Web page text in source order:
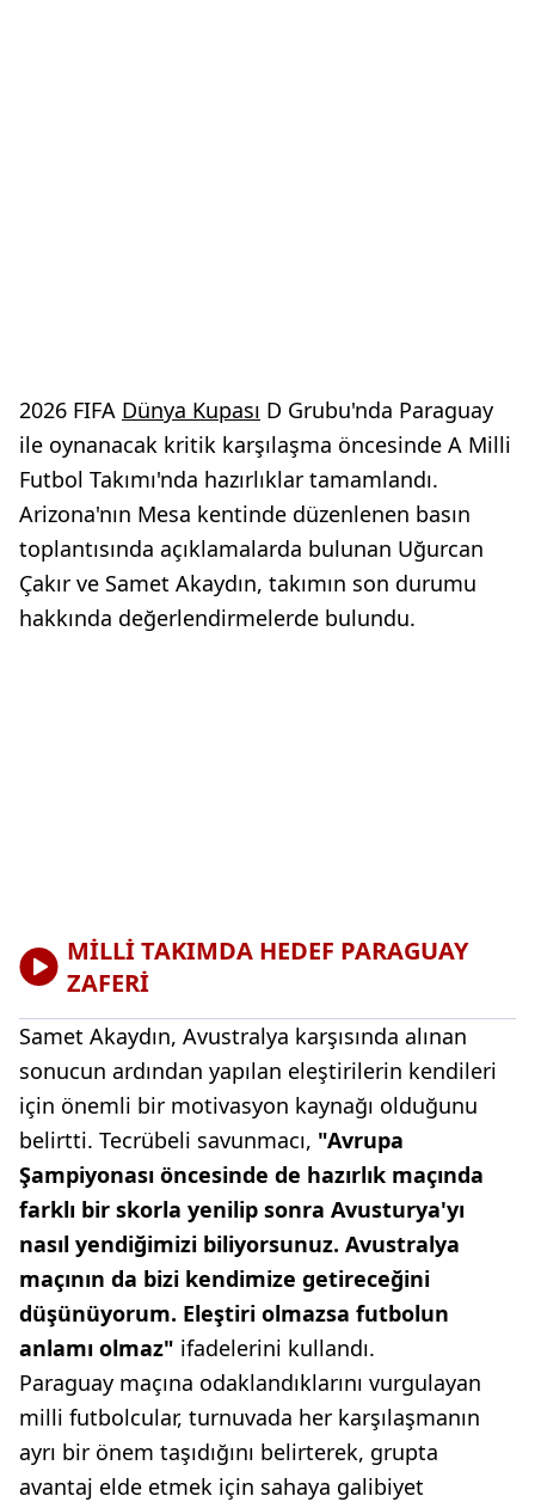
2026 FIFA Dünya Kupası D Grubu'nda Paraguay
ile oynanacak kritik karşılaşma öncesinde A Milli
Futbol Takımı'nda hazırlıklar tamamlandı.
Arizona'nın Mesa kentinde düzenlenen basın
toplantısında açıklamalarda bulunan Uğurcan
Çakır ve Samet Akaydın, takımın son durumu
hakkında değerlendirmelerde bulundu.
MİLLİ TAKIMDA HEDEF PARAGUAY
ZAFERİ
Samet Akaydın, Avustralya karşısında alınan
sonucun ardından yapılan eleştirilerin kendileri
için önemli bir motivasyon kaynağı olduğunu
belirtti. Tecrübeli savunmacı, "Avrupa
Şampiyonası öncesinde de hazırlık maçında
farklı bir skorla yenilip sonra Avusturya'yı
nasıl yendiğimizi biliyorsunuz. Avustralya
maçının da bizi kendimize getireceğini
düşünüyorum. Eleştiri olmazsa futbolun
anlamı olmaz" ifadelerini kullandı.
Paraguay maçına odaklandıklarını vurgulayan
milli futbolcular, turnuvada her karşılaşmanın
ayrı bir önem taşıdığını belirterek, grupta
avantaj elde etmek için sahaya galibiyet